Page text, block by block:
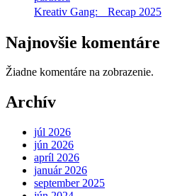
Kreativ Gang: Recap 2025
Najnovšie komentáre
Žiadne komentáre na zobrazenie.
Archív
júl 2026
jún 2026
apríl 2026
január 2026
september 2025